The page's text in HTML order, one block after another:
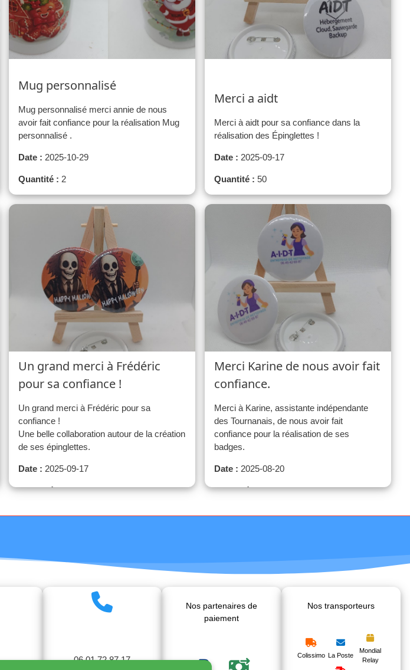
Mug personnalisé
Mug personnalisé merci annie de nous
avoir fait confiance pour la réalisation Mug
personnalisé .
Date : 2025-10-29
Quantité : 2
Merci a aidt
Merci à aidt pour sa confiance dans la
réalisation des Épinglettes !
Date : 2025-09-17
Quantité : 50
Un grand merci à Frédéric
pour sa confiance !
Un grand merci à Frédéric pour sa
confiance !
Une belle collaboration autour de la création
de ses épinglettes.
Date : 2025-09-17
Quantité :25
Merci Karine de nous avoir fait
confiance.
Merci à Karine, assistante indépendante
des Tournanais, de nous avoir fait
confiance pour la réalisation de ses
badges.
Date : 2025-08-20
Quantité :50
06 01 72 87 17
Nos partenaires de
paiement
Nos transporteurs
Colissimo La Poste
Mondial
Relay